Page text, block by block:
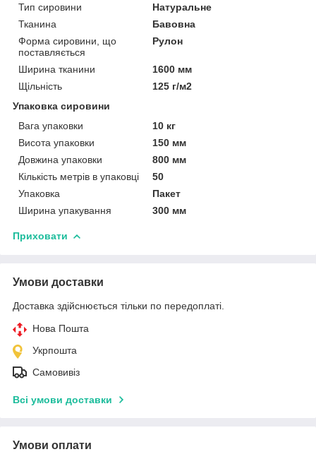
Тип сировини
Натуральне
Тканина
Бавовна
Форма сировини, що
поставляється
Рулон
Ширина тканини
1600 мм
Щільність
125 г/м2
Упаковка сировини
Вага упаковки
10 кг
Висота упаковки
150 мм
Довжина упаковки
800 мм
Кількість метрів в упаковці
50
Упаковка
Пакет
Ширина упакування
300 мм
Приховати
Умови доставки
Доставка здійснюється тільки по передоплаті.
Нова Пошта
Укрпошта
Самовивіз
Всі умови доставки
Умови оплати